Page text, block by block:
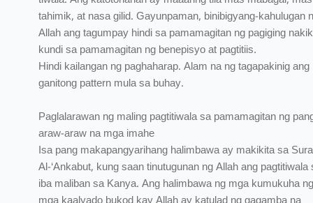
tahimik, at nasa gilid. Gayunpaman, binibigyang-kahulugan
Allah ang tagumpay hindi sa pamamagitan ng pagiging
kundi sa pamamagitan ng benepisyo at pagtitiis.
Hindi kailangan ng paghaharap. Alam na ng tagapakinig ang
ganitong pattern mula sa buhay.
Paglalarawan ng maling pagtitiwala sa pamamagitan ng
araw-araw na mga imahe
Isa pang makapangyarihang halimbawa ay makikita sa
Al-‘Ankabut, kung saan tinutugunan ng Allah ang pagtitiwala
iba maliban sa Kanya. Ang halimbawa ng mga kumukuha ng